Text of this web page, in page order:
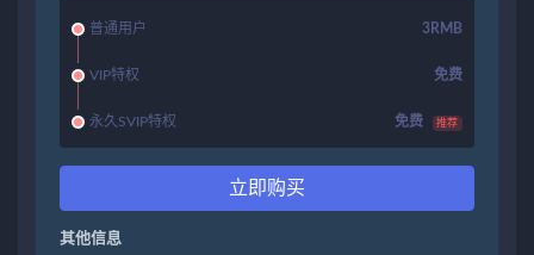
普通用户 3RMB
VIP特权 免费
永久SVIP特权 免费 推荐
立即购买
其他信息